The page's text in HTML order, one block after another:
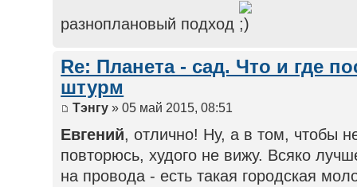
разноплановый подход
Re: Планета - сад. Что и где
штурм
Тэнгу » 05 май 2015, 08:51
Евгений, отлично! Ну, а в том, чтобы
повторюсь, худого не вижу. Всяко
на провода - есть такая городская